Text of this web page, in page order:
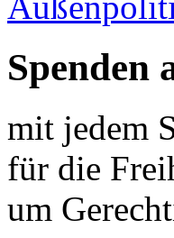
Spenden
mit jedem
für die
um